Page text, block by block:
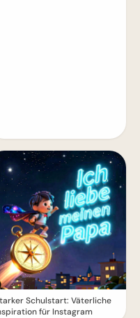
Schulstart: Väterliche
für Instagram